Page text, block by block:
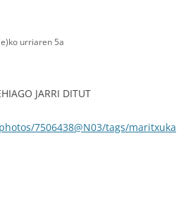
urriaren 5a
JARRI DITUT
7506438@N03/tags/maritxuka